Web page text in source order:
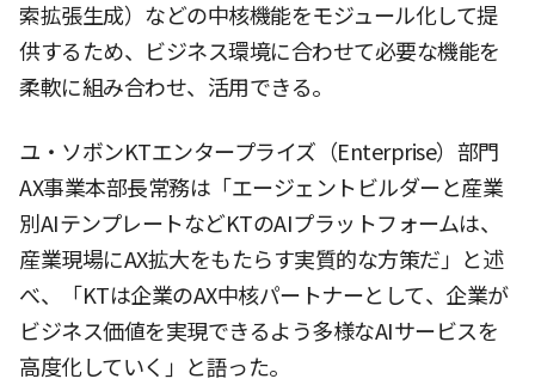
索拡張生成）などの中核機能をモジュール化して提
供するため、ビジネス環境に合わせて必要な機能を
柔軟に組み合わせ、活用できる。
ユ・ソボンKTエンタープライズ（Enterprise）部門
AX事業本部長常務は「エージェントビルダーと産業
別AIテンプレートなどKTのAIプラットフォームは、
産業現場にAX拡大をもたらす実質的な方策だ」と述
べ、「KTは企業のAX中核パートナーとして、企業が
ビジネス価値を実現できるよう多様なAIサービスを
高度化していく」と語った。